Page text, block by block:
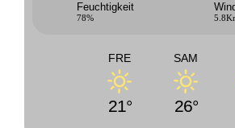
Feuchtigkeit
78%
FRE
21°
SAM
26°